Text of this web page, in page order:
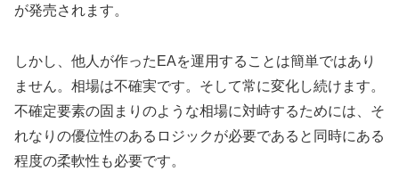
が発売されます。
しかし、他人が作ったEAを運用することは簡単ではあり
ません。相場は不確実です。そして常に変化し続けます。
不確定要素の固まりのような相場に対峙するためには、そ
れなりの優位性のあるロジックが必要であると同時にある
程度の柔軟性も必要です。